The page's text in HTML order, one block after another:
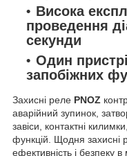
Висока
проведення
секунди
Один
запобіжних
Захисні реле PNOZ
аварійний зупинок,
завіси, контактні
функцій. Щодня захисні
ефективність і безпеку